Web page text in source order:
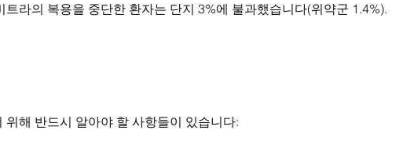
라의 복용을 중단한 환자는 단지 3%에 불과했습니다(위약군 1.4%).
해 반드시 알아야 할 사항들이 있습니다: